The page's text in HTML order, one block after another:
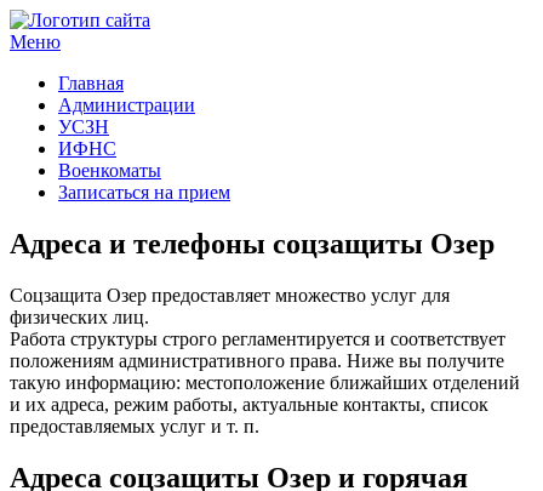
Меню
Главная
Администрации
УСЗН
ИФНС
Военкоматы
Записаться на прием
Адреса и телефоны соцзащиты Озер
Соцзащита Озер предоставляет множество услуг для
физических лиц.
Работа структуры строго регламентируется и соответствует
положениям административного права. Ниже вы получите
такую информацию: местоположение ближайших отделений
и их адреса, режим работы, актуальные контакты, список
предоставляемых услуг и т. п.
Адреса соцзащиты Озер и горячая